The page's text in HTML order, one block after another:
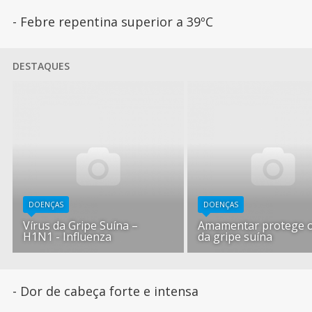
- Febre repentina superior a 39ºC
DESTAQUES
DOENÇAS
Vírus da Gripe Suína –
H1N1 - Influenza
DOENÇAS
Amamentar protege
da gripe suína
- Dor de cabeça forte e intensa